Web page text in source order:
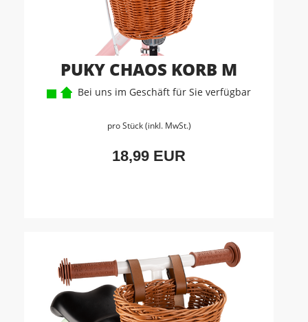
PUKY CHAOS KORB M
Bei uns im Geschäft für Sie verfügbar
pro Stück (inkl. MwSt.)
18,99 EUR